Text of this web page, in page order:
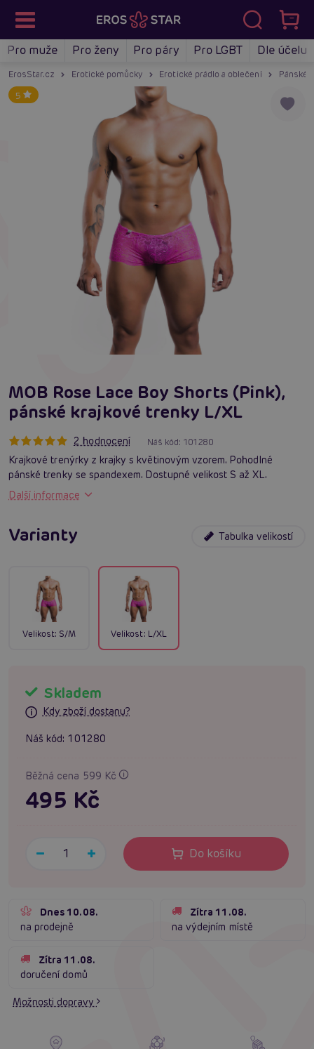
Pro muže Pro ženy Pro páry Pro LGBT Dle účelu
ErosStar.cz Erotické pomůcky Erotické prádlo a oblečení Pánské
5
MOB Rose Lace Boy Shorts (Pink),
pánské krajkové trenky L/XL
2 hodnocení Náš kód: 101280
Krajkové trenýrky z krajky s květinovým vzorem. Pohodlné
pánské trenky se spandexem. Dostupné velikost S až XL.
Další informace
Varianty Tabulka velikostí
Velikost: S/M Velikost: L/XL
Skladem
Kdy zboží dostanu?
Náš kód: 101280
Běžná cena 599 Kč
495 Kč
Do košíku
Dnes 10.08.
na prodejně
Zítra 11.08.
na výdejním místě
Zítra 11.08.
doručení domů
Možnosti dopravy